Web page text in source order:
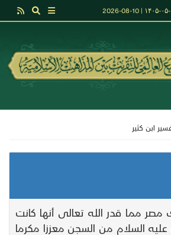
ابن كثير
مصر مما قدر الله تعالى أنها كانت
السلام من السجن معززا مكرما